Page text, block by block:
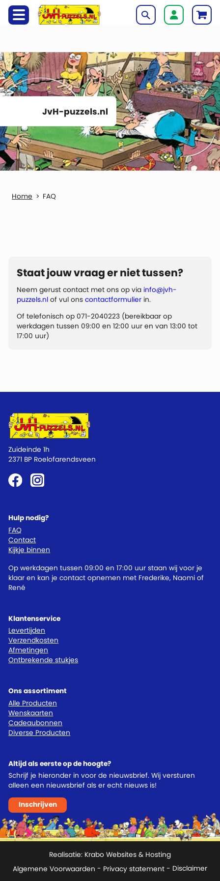
JvH-puzzels.nl
FAQ
Staat jouw vraag er niet tussen?
Neem gerust contact met ons op via info@jvh-
puzzels.nl of vul onscontactformulier in.
Of telefonisch op 071-2040223 (bereikbaar op
werkdagen tussen 09:00 en 12:00 uur en van 13:00 tot
17:00 uur)
Klantenservice
Levertijden
Verzendkosten
Afmetingen
Ontbrekende stukjes
Ons assortiment
Alle Producten
Wenskaarten
Cadeaubonnen
Diverse Producten
Hulp nodig?
FAQ
Contact
Kijkje binnen
Op werkdagen tussen 09:00 en 17:00 uur staan wij voor je
klaar en kan je contact opnemen met Frederike, Naomi of
René
Zuideinde 1h
2371 BP Roelofarendsveen
Altijd als eerste op de hoogte?
Schrijf je hieronder in voor de nieuwsbrief. Wij versturen
alleen een nieuwsbrief als er echt nieuws is!
Inschrijven
Realisatie: Krabo Websites & Hosting
Algemene Voorwaarden - Privacy statement - Disclaimer